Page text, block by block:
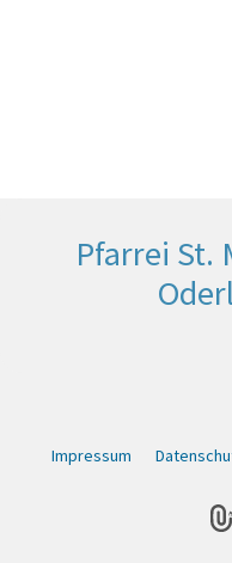
Pfarrei St.
Impressum